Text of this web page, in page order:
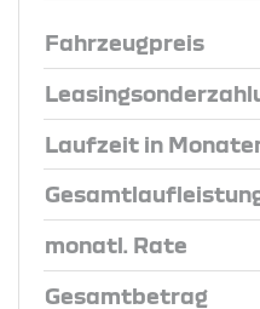
Fahrzeugpreis
Laufzeit in
monatl. Rate
Gesamtbetrag